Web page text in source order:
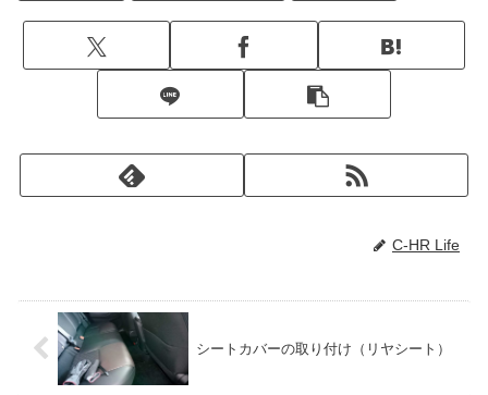
C-HR Life
シートカバーの取り付け（リヤシート）